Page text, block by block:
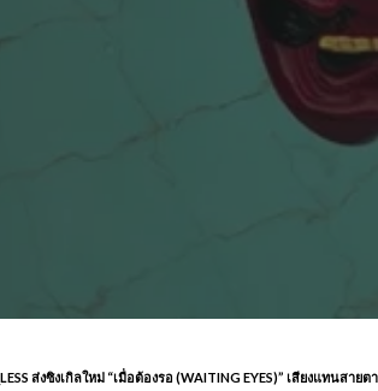
_LESS ส่งซิงเกิลใหม่ “เมื่อต้องรอ (WAITING EYES)” เสียงแทนสาย